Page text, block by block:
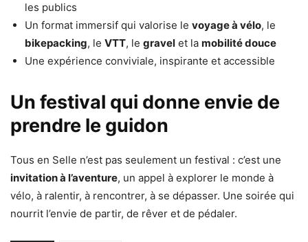
les publics
Un format immersif qui valorise le voyage à vélo, le
bikepacking, le VTT, le gravel et la mobilité douce
Une expérience conviviale, inspirante et accessible
Un festival qui donne envie de
prendre le guidon
Tous en Selle n’est pas seulement un festival : c’est une
invitation à l’aventure, un appel à explorer le monde à
vélo, à ralentir, à rencontrer, à se dépasser. Une soirée qui
nourrit l’envie de partir, de rêver et de pédaler.